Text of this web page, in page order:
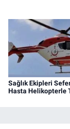
Sağlık Ekipleri
Hasta Helikopterle